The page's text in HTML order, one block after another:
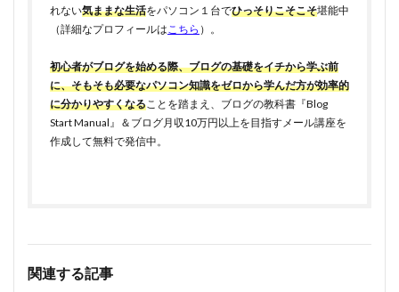
れない気ままな生活をパソコン１台でひっそりこそこそ堪能中
（詳細なプロフィールは こちら ）。
初心者がブログを始める際、ブログの基礎をイチから学ぶ前
に、そもそも必要なパソコン知識をゼロから学んだ方が効率的
に分かりやすくなる ことを踏まえ、ブログの教科書『Blog
Start Manual』＆ブログ月収10万円以上を目指すメール講座を
作成して無料で発信中。
関連する記事